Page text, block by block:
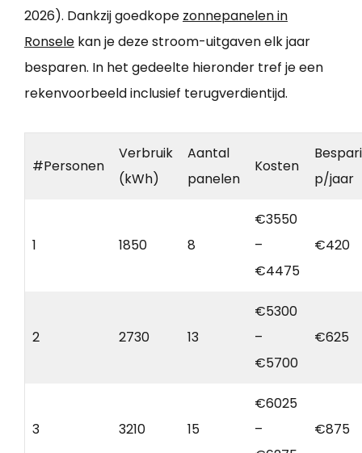
2026). Dankzij goedkope zonnepanelen in
Ronsele kan je deze stroom-uitgaven elk jaar
besparen. In het gedeelte hieronder tref je een
rekenvoorbeeld inclusief terugverdientijd.
#Personen
Verbruik
(kWh)
Aantal
panelen
Kosten
p/jaar
1 1850 8
€3550
–
€4475
€420
2 2730 13
€5300
–
€5700
€625
3 3210 15
€6025
–
€875